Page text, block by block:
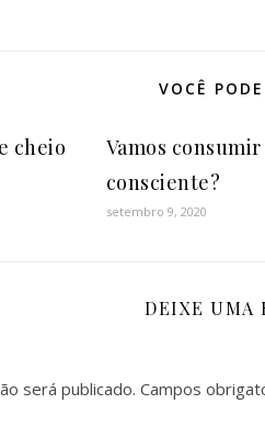
VOCÊ
cheio
Vamos consumir
consciente?
setembro 9, 2020
DEIXE UMA
será publicado. Campos